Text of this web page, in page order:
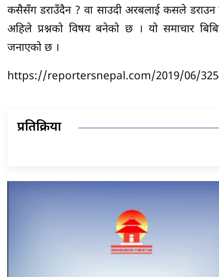
कसैसँग डराउँदैन ? वा साउदी अरबलाई कसले
अहिले प्रश्नको विषय बनेको छ । यो समाचार
जनाएको छ ।
https://reportersnepal.com/2019/06/
प्रतिक्रिया